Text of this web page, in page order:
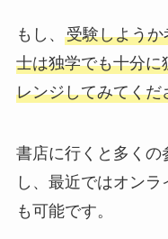
もし、 受験しよう
士は独学でも十分
レンジしてみてくだ
書店に行くと多くの
し、最近ではオン
も可能です。